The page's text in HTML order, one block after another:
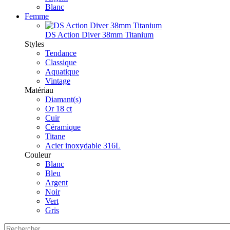
Blanc
Femme
DS Action Diver 38mm Titanium
Styles
Tendance
Classique
Aquatique
Vintage
Matériau
Diamant(s)
Or 18 ct
Cuir
Céramique
Titane
Acier inoxydable 316L
Couleur
Blanc
Bleu
Argent
Noir
Vert
Gris